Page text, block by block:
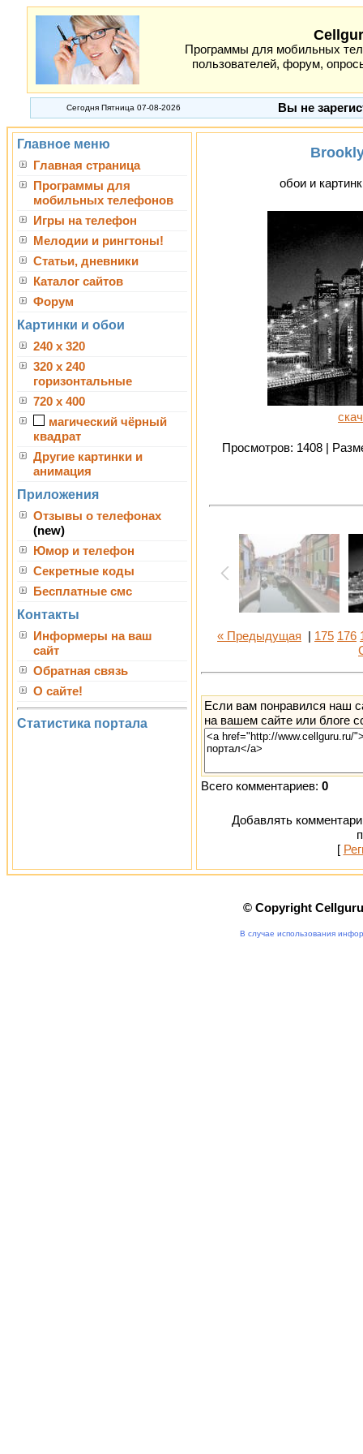
Программы для мобильных
пользователей, форум,
Сегодня Пятница 07-08-2026 Вы не
Главное меню
Главная страница
Программы для
мобильных телефонов
Игры на телефон
Мелодии и рингтоны!
Статьи, дневники
Каталог сайтов
Форум
Картинки и обои
240 x 320
320 x 240
горизонтальные
720 x 400
магический чёрный
квадрат
Другие картинки и
анимация
Приложения
Отзывы о телефонах
(new)
Юмор и телефон
Секретные коды
Бесплатные смс
Контакты
Информеры на ваш
сайт
Обратная связь
О сайте!
Статистика портала
обои и
Просмотров: 1408 |
« Предыдущая 175 176
Если вам понравился наш
на вашем сайте или блоге
Всего комментариев: 0
Добавлять
[
© Copyright
В случае использования